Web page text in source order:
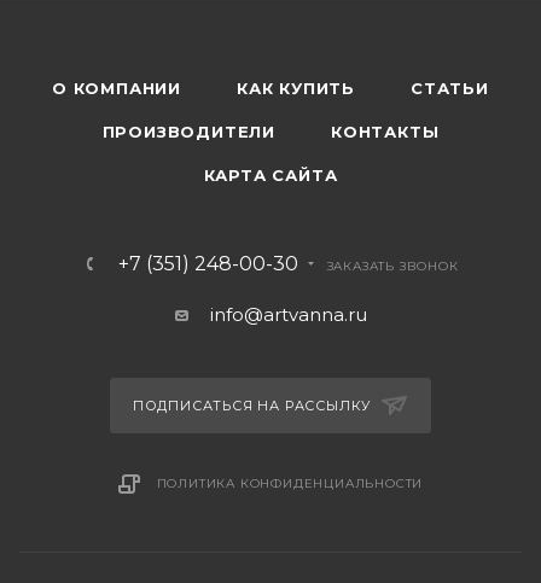
О КОМПАНИИ КАК КУПИТЬ СТАТЬИ
ПРОИЗВОДИТЕЛИ КОНТАКТЫ
КАРТА САЙТА
+7 (351) 248-00-30 ЗАКАЗАТЬ ЗВОНОК
info@artvanna.ru
ПОДПИСАТЬСЯ НА РАССЫЛКУ
ПОЛИТИКА КОНФИДЕНЦИАЛЬНОСТИ